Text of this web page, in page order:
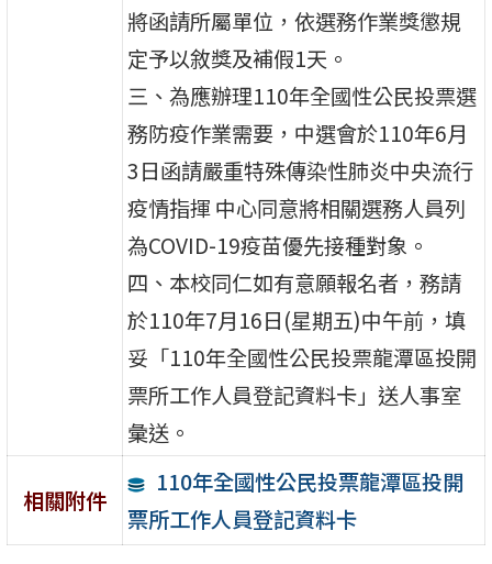
將函請所屬單位，依選務作業獎懲規
定予以敘獎及補假1天。
三、為應辦理110年全國性公民投票選
務防疫作業需要，中選會於110年6月
3日函請嚴重特殊傳染性肺炎中央流行
疫情指揮 中心同意將相關選務人員列
為COVID-19疫苗優先接種對象。
四、本校同仁如有意願報名者，務請
於110年7月16日(星期五)中午前，填
妥「110年全國性公民投票龍潭區投開
票所工作人員登記資料卡」送人事室
彙送。
相關附件
110年全國性公民投票龍潭區投開
票所工作人員登記資料卡